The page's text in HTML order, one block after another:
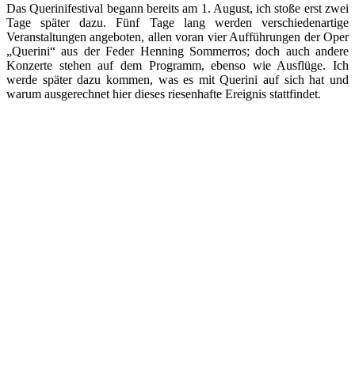
Das Querinifestival begann bereits am 1. August, ich stoße erst zwei
Tage später dazu. Fünf Tage lang werden verschiedenartige
Veranstaltungen angeboten, allen voran vier Aufführungen der Oper
„Querini“ aus der Feder Henning Sommerros; doch auch andere
Konzerte stehen auf dem Programm, ebenso wie Ausflüge. Ich
werde später dazu kommen, was es mit Querini auf sich hat und
warum ausgerechnet hier dieses riesenhafte Ereignis stattfindet.